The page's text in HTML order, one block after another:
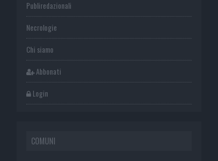
Publiredazionali
Necrologie
Chi siamo
Abbonati
Login
COMUNI